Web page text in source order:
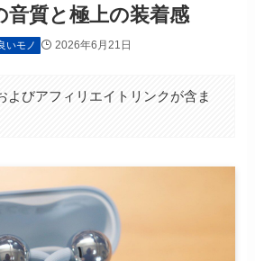
音質と極上の装着感
いモノ 2026年6月21日
よびアフィリエイトリンクが含ま